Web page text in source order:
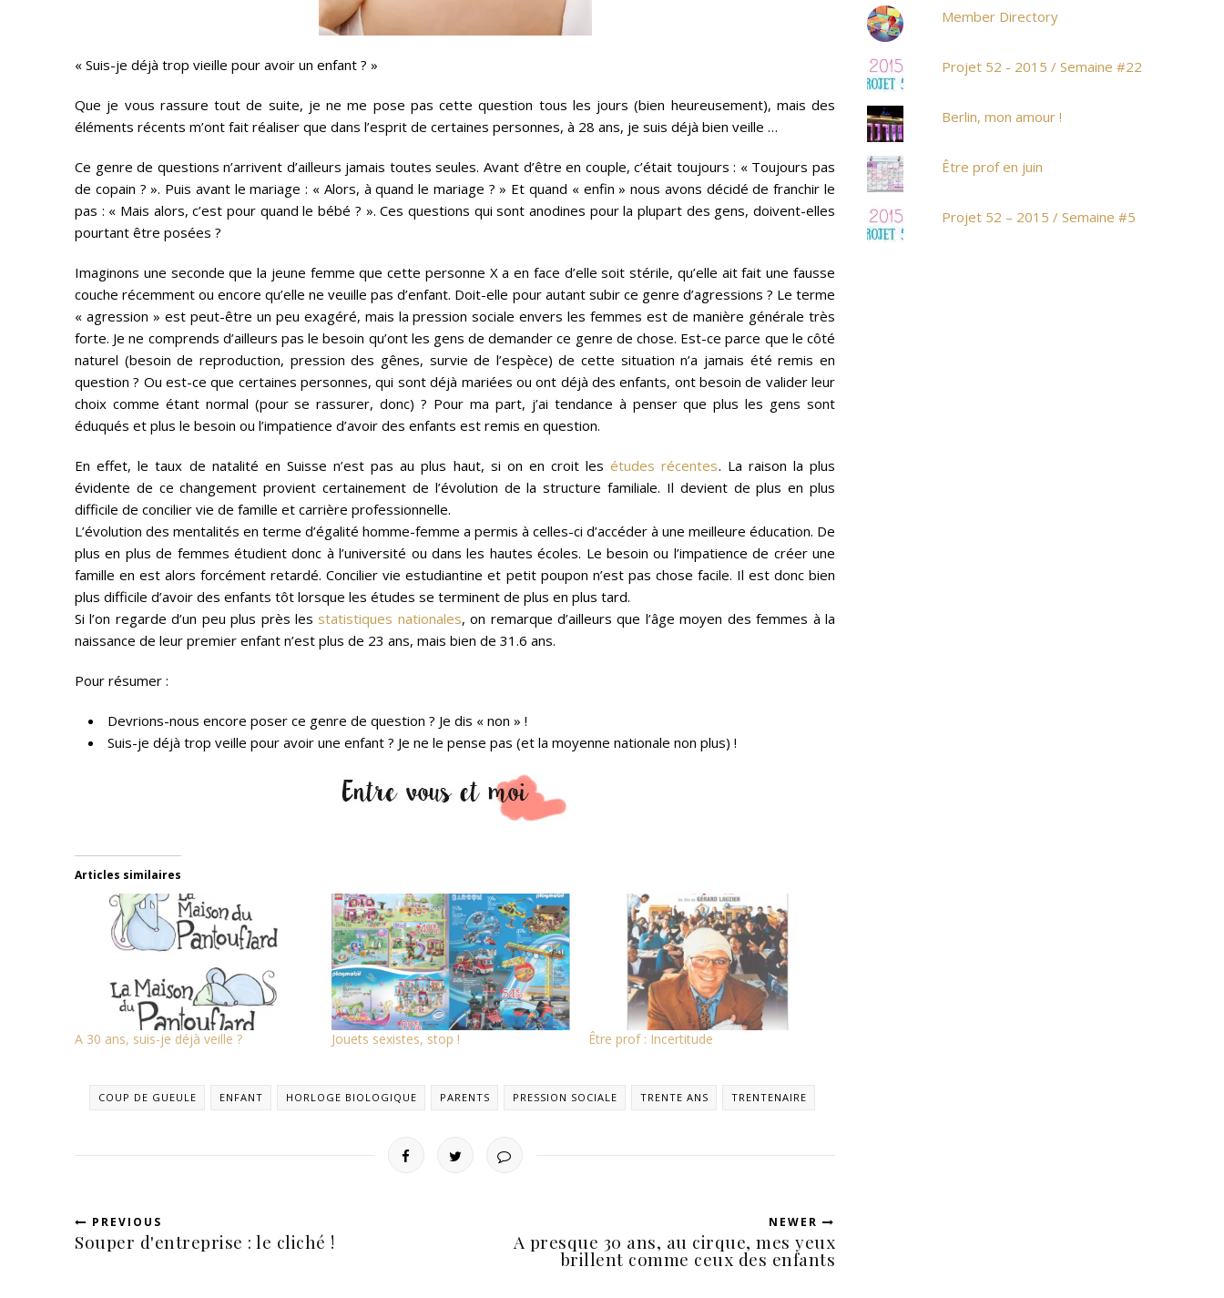
« Suis-je déjà trop vieille pour avoir un enfant ? »
Que je vous rassure tout de suite, je ne me pose pas cette question tous les jours (bien heureusement), mais des
éléments récents m’ont fait réaliser que dans l’esprit de certaines personnes, à 28 ans, je suis déjà bien veille …
Ce genre de questions n’arrivent d’ailleurs jamais toutes seules. Avant d’être en couple, c’était toujours : « Toujours pas
de copain ? ». Puis avant le mariage : « Alors, à quand le mariage ? » Et quand « enfin » nous avons décidé de franchir le
pas : « Mais alors, c’est pour quand le bébé ? ». Ces questions qui sont anodines pour la plupart des gens, doivent-elles
pourtant être posées ?
Imaginons une seconde que la jeune femme que cette personne X a en face d’elle soit stérile, qu’elle ait fait une fausse
couche récemment ou encore qu’elle ne veuille pas d’enfant. Doit-elle pour autant subir ce genre d’agressions ? Le terme
« agression » est peut-être un peu exagéré, mais la pression sociale envers les femmes est de manière générale très
forte. Je ne comprends d’ailleurs pas le besoin qu’ont les gens de demander ce genre de chose. Est-ce parce que le côté
naturel (besoin de reproduction, pression des gênes, survie de l’espèce) de cette situation n’a jamais été remis en
question ? Ou est-ce que certaines personnes, qui sont déjà mariées ou ont déjà des enfants, ont besoin de valider leur
choix comme étant normal (pour se rassurer, donc) ? Pour ma part, j’ai tendance à penser que plus les gens sont
éduqués et plus le besoin ou l’impatience d’avoir des enfants est remis en question.
En effet, le taux de natalité en Suisse n’est pas au plus haut, si on en croit lesétudes récentes. La raison la plus
évidente de ce changement provient certainement de l’évolution de la structure familiale. Il devient de plus en plus
difficile de concilier vie de famille et carrière professionnelle.
L’évolution des mentalités en terme d’égalité homme-femme a permis à celles-ci d’accéder à une meilleure éducation. De
plus en plus de femmes étudient donc à l’université ou dans les hautes écoles. Le besoin ou l’impatience de créer une
famille en est alors forcément retardé. Concilier vie estudiantine et petit poupon n’est pas chose facile. Il est donc bien
plus difficile d’avoir des enfants tôt lorsque les études se terminent de plus en plus tard.
Si l’on regarde d’un peu plus près les statistiques nationales, on remarque d’ailleurs que l’âge moyen des femmes à la
naissance de leur premier enfant n’est plus de 23 ans, mais bien de 31.6 ans.
Pour résumer :
Devrions-nous encore poser ce genre de question ? Je dis « non » !
Suis-je déjà trop veille pour avoir une enfant ? Je ne le pense pas (et la moyenne nationale non plus) !
Articles similaires
A 30 ans, suis-je déjà veille ? Jouets sexistes, stop ! Être prof : Incertitude
COUP DE GUEULE ENFANT HORLOGE BIOLOGIQUE PARENTS PRESSION SOCIALE TRENTE ANS TRENTENAIRE
PREVIOUS
Souper d'entreprise : le cliché !
NEWER
A presque 30 ans, au cirque, mes yeux
brillent comme ceux des enfants
Member Directory
Projet 52 - 2015 / Semaine #22
Berlin, mon amour !
Être prof en juin
Projet 52 – 2015 / Semaine #5